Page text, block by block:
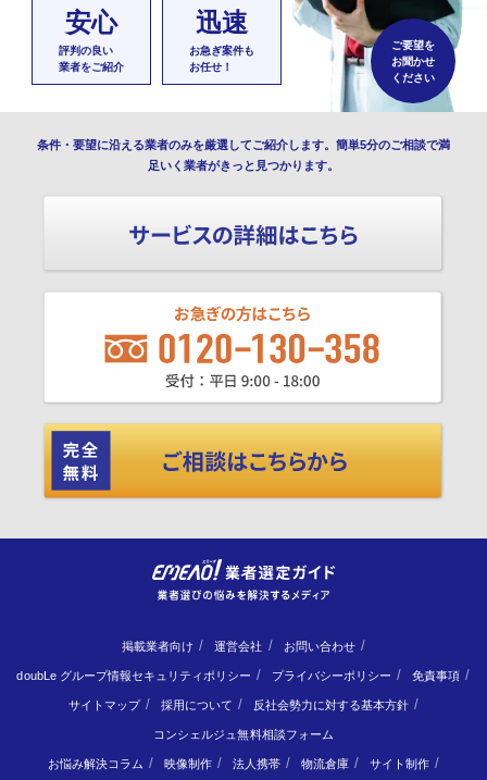
安心
評判の良い
業者をご紹介
迅速
お急ぎ案件も
お任せ！
ご要望を
お聞かせ
ください
条件・要望に沿える業者のみを厳選してご紹介します。簡単5分のご相談で満
足いく業者がきっと見つかります。
掲載業者向け 運営会社 お問い合わせ
doubLe グループ情報セキュリティポリシー プライバシーポリシー 免責事項
サイトマップ 採用について 反社会勢力に対する基本方針
コンシェルジュ無料相談フォーム
お悩み解決コラム 映像制作 法人携帯 物流倉庫 サイト制作